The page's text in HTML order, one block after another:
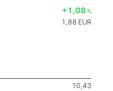
+1,08 %
1,88 EUR
10,43